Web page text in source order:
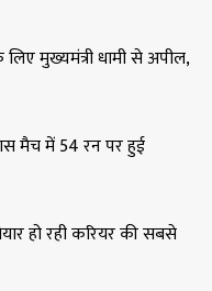
मुख्यमंत्री धामी से अपील,
मैच में 54 रन पर हुई
हो रही करियर की सबसे